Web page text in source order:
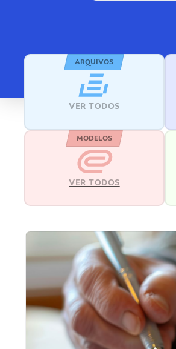
ARQUIVOS
VER TODOS
MODELOS
VER TODOS